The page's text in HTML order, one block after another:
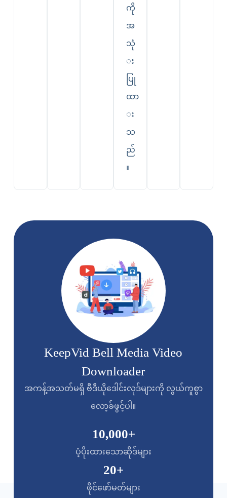
ကို
အ
သုံ
း
ပြု
ထာ
း
သ
ည်
။
KeepVid Bell Media Video
Downloader
အကန့်အသတ်မရှိ ဗီဒီယိုဒေါင်းလုဒ်များကို လွယ်ကူစွာ
လော့ခ်ဖွင့်ပါ။
ပံ့ပိုးထားသောဆိုဒ်များ
10,000+
ဖိုင်ဖော်မတ်များ
20+